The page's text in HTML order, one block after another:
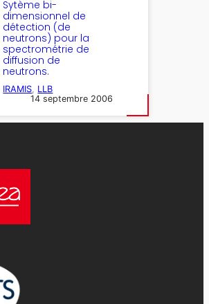
Sytème bi-
dimensionnel de
détection (de
neutrons) pour la
spectrométrie de
diffusion de
neutrons.
IRAMIS, LLB
14 septembre 2006